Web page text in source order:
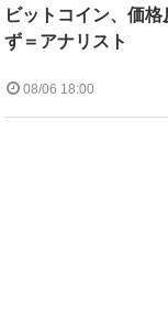
ビットコイン、価
ず＝アナリスト
08/06 18:00